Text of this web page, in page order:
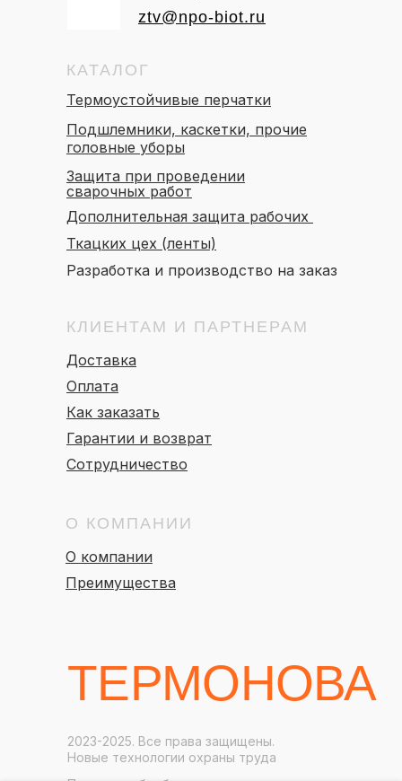
2023-2025. Все права защищены.
Новые технологии охраны труда
ztv@npo-biot.ru
КАТАЛОГ
О КОМПАНИИ
КЛИЕНТАМ И ПАРТНЕРАМ
Термоустойчивые перчатки
Подшлемники, каскетки, прочие
головные уборы
Защита при проведении
сварочных работ
Дополнительная защита рабочих
Ткацких цех (ленты)
Разработка и производство на заказ
О компании
Доставка
Оплата
Преимущества
Как заказать
Гарантии и возврат
Сотрудничество
ТЕРМОНОВА